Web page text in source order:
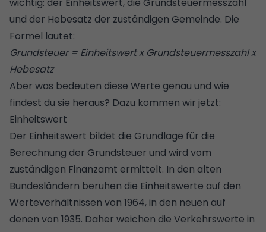
und der Hebesatz der zuständigen Gemeinde. Die
Formel lautet:
Grundsteuer = Einheitswert x Grundsteuermesszahl x
Hebesatz
Aber was bedeuten diese Werte genau und wie
findest du sie heraus? Dazu kommen wir jetzt:
Einheitswert
Der Einheitswert bildet die Grundlage für die
Berechnung der Grundsteuer und wird vom
zuständigen Finanzamt ermittelt. In den alten
Bundesländern beruhen die Einheitswerte auf den
Werteverhältnissen von 1964, in den neuen auf
denen von 1935. Daher weichen die Verkehrswerte in